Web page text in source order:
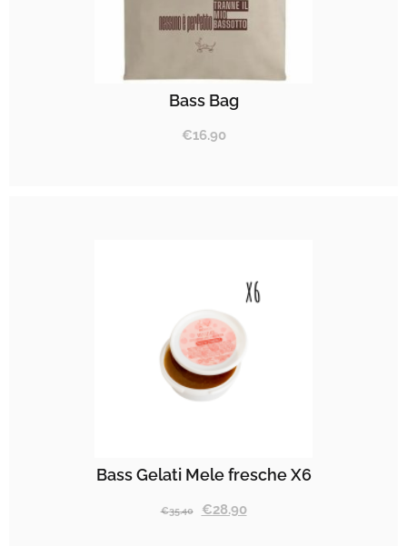
Bass Bag
€16.90
Bass Gelati Mele fresche X6
€35.40 €28.90